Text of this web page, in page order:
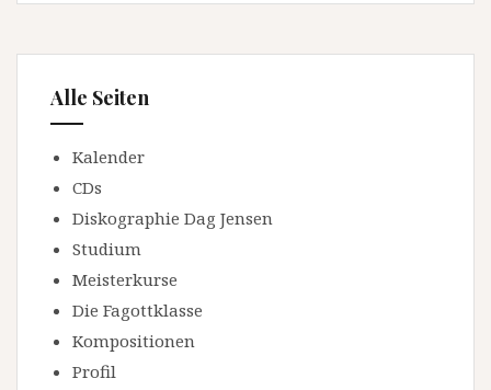
Alle Seiten
Kalender
CDs
Diskographie Dag Jensen
Studium
Meisterkurse
Die Fagottklasse
Kompositionen
Profil